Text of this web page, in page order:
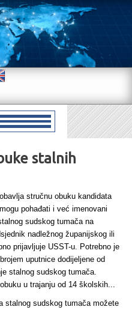
stalnih
stručnu obuku kandidata
pohađati i već imenovani
sudskog tumača na
nadležnog županijskog ili
prijavljuje USST-u. Potrebno je
uputnice dodijeljene od
stalnog sudskog tumača.
u trajanju od 14 školskih...
stalnog sudskog tumača možete